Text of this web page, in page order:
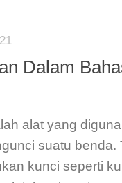
Dalam
alat yang
suatu benda.
kunci seperti